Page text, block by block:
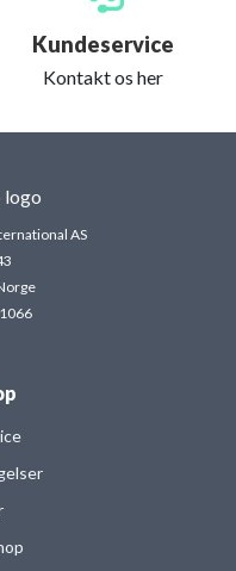
Kundeservice
Kontakt os her
AS